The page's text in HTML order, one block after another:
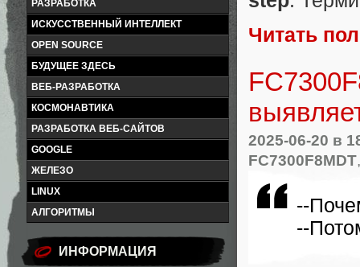
РАЗРАБОТКА
ИСКУССТВЕННЫЙ ИНТЕЛЛЕКТ
OPEN SOURCE
БУДУЩЕЕ ЗДЕСЬ
ВЕБ-РАЗРАБОТКА
КОСМОНАВТИКА
РАЗРАБОТКА ВЕБ-САЙТОВ
GOOGLE
ЖЕЛЕЗО
LINUX
АЛГОРИТМЫ
ИНФОРМАЦИЯ
Читать
2025-06-20 в
FC7300F8MDT
--
--